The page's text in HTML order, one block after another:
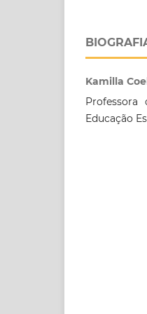
Kamilla
Educação